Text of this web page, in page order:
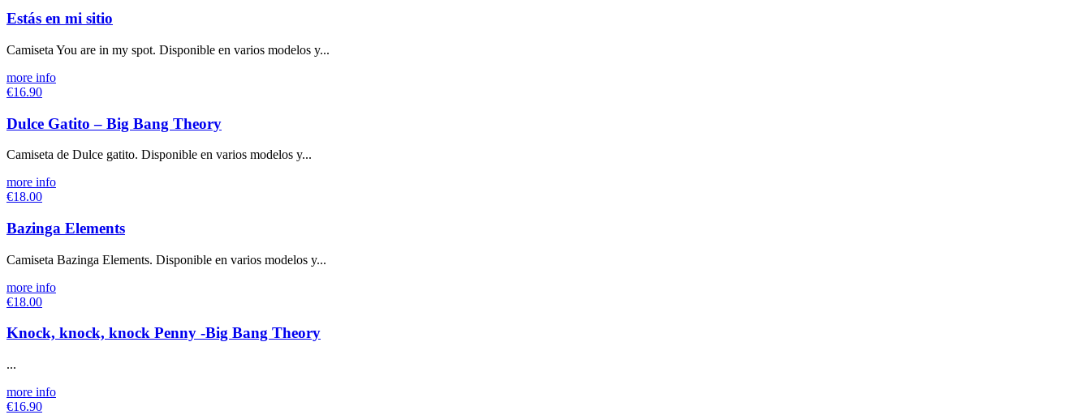
Estás en mi sitio
Camiseta You are in my spot. Disponible en varios modelos y...
more info
€16.90
Dulce Gatito – Big Bang Theory
Camiseta de Dulce gatito. Disponible en varios modelos y...
more info
€18.00
Bazinga Elements
Camiseta Bazinga Elements. Disponible en varios modelos y...
more info
€18.00
Knock, knock, knock Penny -Big Bang Theory
...
more info
€16.90